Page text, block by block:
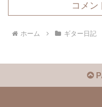
コメン
ホーム ギター日記